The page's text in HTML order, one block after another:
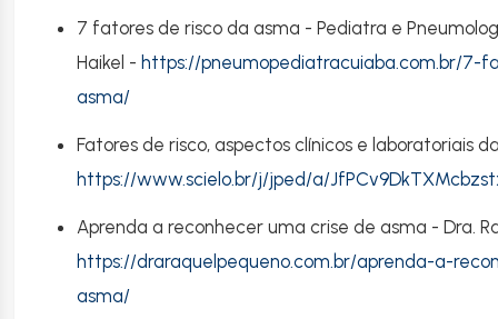
7 fatores de risco da asma - Pediatra e
Haikel - https://pneumopediatracuiaba.com.br/7-
asma/
Fatores de risco, aspectos clínicos e laboratoriais
https://www.scielo.br/j/jped/a/
Aprenda a reconhecer uma crise de asma - Dra.
https://draraquelpequeno.com.br/aprenda-a-
asma/